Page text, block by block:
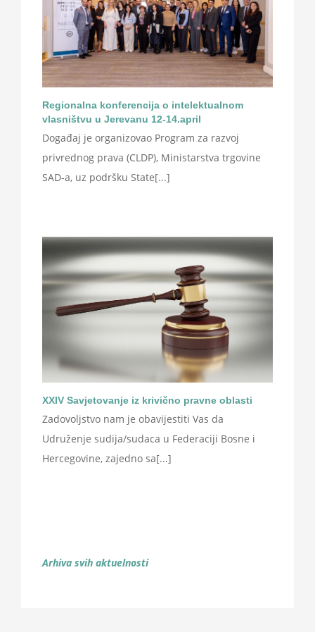
Regionalna konferencija o intelektualnom
vlasništvu u Jerevanu 12-14.april
Događaj je organizovao Program za razvoj
privrednog prava (CLDP), Ministarstva trgovine
SAD-a, uz podršku State[...]
XXIV Savjetovanje iz krivično pravne oblasti
Zadovoljstvo nam je obavijestiti Vas da
Udruženje sudija/sudaca u Federaciji Bosne i
Hercegovine, zajedno sa[...]
Arhiva svih aktuelnosti